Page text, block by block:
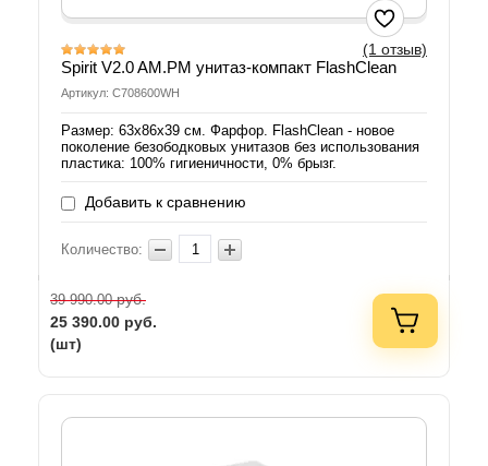
(1 отзыв)
Spirit V2.0 AM.PM унитаз-компакт FlashClean
Артикул: C708600WH
Размер: 63х86х39 см. Фарфор. FlashClean - новое
поколение безободковых унитазов без использования
пластика: 100% гигиеничности, 0% брызг.
Добавить к сравнению
Количество:
39 990.00руб.
25 390.00 руб.
(шт)